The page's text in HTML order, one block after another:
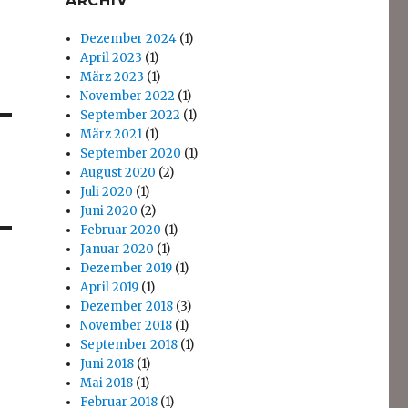
Dezember 2024 (1)
April 2023 (1)
März 2023 (1)
November 2022 (1)
September 2022 (1)
März 2021 (1)
September 2020 (1)
August 2020 (2)
Juli 2020 (1)
Juni 2020 (2)
Februar 2020 (1)
Januar 2020 (1)
Dezember 2019 (1)
April 2019 (1)
Dezember 2018 (3)
November 2018 (1)
September 2018 (1)
Juni 2018 (1)
Mai 2018 (1)
Februar 2018 (1)